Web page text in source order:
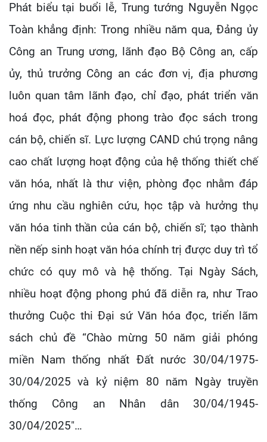
Phát biểu tại buổi lễ, Trung tướng Nguyễn Ngọc
Toàn khẳng định: Trong nhiều năm qua, Đảng ủy
Công an Trung ương, lãnh đạo Bộ Công an, cấp
ủy, thủ trưởng Công an các đơn vị, địa phương
luôn quan tâm lãnh đạo, chỉ đạo, phát triển văn
hoá đọc, phát động phong trào đọc sách trong
cán bộ, chiến sĩ. Lực lượng CAND chú trọng nâng
cao chất lượng hoạt động của hệ thống thiết chế
văn hóa, nhất là thư viện, phòng đọc nhằm đáp
ứng nhu cầu nghiên cứu, học tập và hưởng thụ
văn hóa tinh thần của cán bộ, chiến sĩ; tạo thành
nền nếp sinh hoạt văn hóa chính trị được duy trì tổ
chức có quy mô và hệ thống. Tại Ngày Sách,
nhiều hoạt động phong phú đã diễn ra, như Trao
thưởng Cuộc thi Đại sứ Văn hóa đọc, triển lãm
sách chủ đề “Chào mừng 50 năm giải phóng
miền Nam thống nhất Đất nước 30/04/1975-
30/04/2025 và kỷ niệm 80 năm Ngày truyền
thống Công an Nhân dân 30/04/1945-
30/04/2025″…